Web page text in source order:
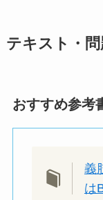
テキスト・
おすすめ参考
義
は